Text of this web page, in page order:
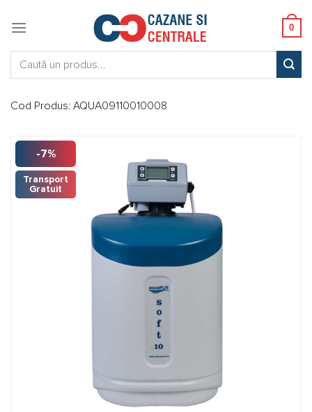
0
Cod Produs: AQUA09110010008
-7%
Transport
Gratuit